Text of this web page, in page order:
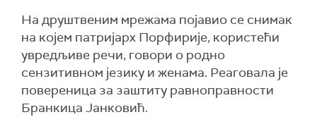
На друштвеним мрежама појавио се снимак
на којем патријарх Порфирије, користећи
увредљиве речи, говори о родно
сензитивном језику и женама. Реаговала је
повереница за заштиту равноправности
Бранкица Јанковић.